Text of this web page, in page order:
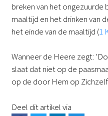
breken van het ongezuurde
maaltijd en het drinken van
het einde van de maaltijd (1
Wanneer de Heere zegt:
slaat dat niet op de
op de door Hem op
Deel dit artikel via